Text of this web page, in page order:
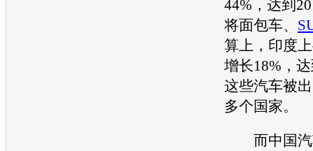
44%，达到
将面包车、
算上，印度
增长18%，
这些汽车被
多个国家。
而中国